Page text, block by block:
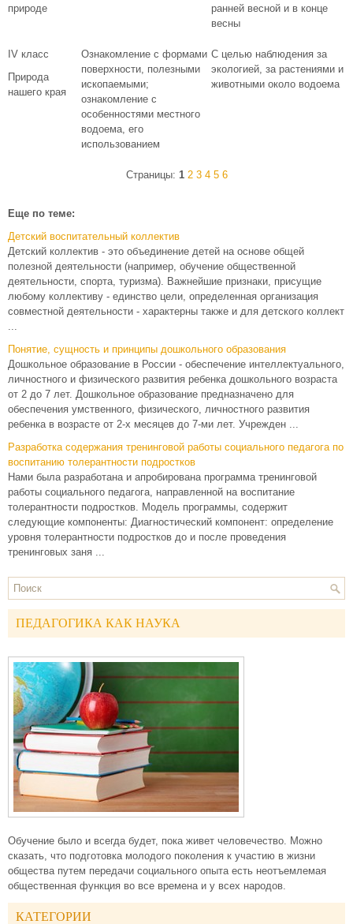
природе
ранней весной и в конце
весны
IV класс
Природа
нашего края
Ознакомление с формами
поверхности, полезными
ископаемыми;
ознакомление с
особенностями местного
водоема, его
использованием
С целью наблюдения за
экологией, за растениями и
животными около водоема
Страницы: 1 2 3 4 5 6
Еще по теме:
Детский воспитательный коллектив
Детский коллектив - это объединение детей на основе общей
полезной деятельности (например, обучение общественной
деятельности, спорта, туризма). Важнейшие признаки, присущие
любому коллективу - единство цели, определенная организация
совместной деятельности - характерны также и для детского коллект
...
Понятие, сущность и принципы дошкольного образования
Дошкольное образование в России - обеспечение интеллектуального,
личностного и физического развития ребенка дошкольного возраста
от 2 до 7 лет. Дошкольное образование предназначено для
обеспечения умственного, физического, личностного развития
ребенка в возрасте от 2-х месяцев до 7-ми лет. Учрежден ...
Разработка содержания тренинговой работы социального педагога по
воспитанию толерантности подростков
Нами была разработана и апробирована программа тренинговой
работы социального педагога, направленной на воспитание
толерантности подростков. Модель программы, содержит
следующие компоненты: Диагностический компонент: определение
уровня толерантности подростков до и после проведения
тренинговых заня ...
ПЕДАГОГИКА КАК НАУКА
Обучение было и всегда будет, пока живет человечество. Можно
сказать, что подготовка молодого поколения к участию в жизни
общества путем передачи социального опыта есть неотъемлемая
общественная функция во все времена и у всех народов.
КАТЕГОРИИ